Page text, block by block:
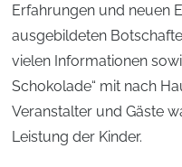
Erfahrungen und neuen
ausgebildeten
vielen Informationen
Schokolade“ mit nach
Veranstalter und Gäste
Leistung der Kinder.